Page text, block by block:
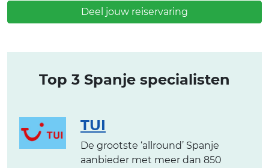
Deel jouw reiservaring
Top 3 Spanje specialisten
TUI
De grootste ‘allround’ Spanje
aanbieder met meer dan 850